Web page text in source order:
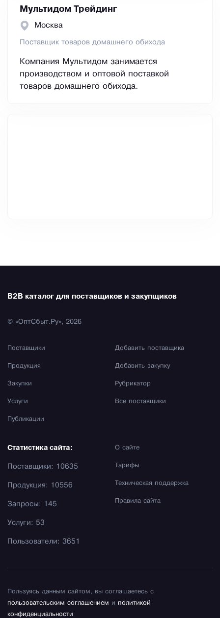
Мультидом Трейдинг
Москва
Поставщик товаров домашнего обихода
Компания Мультидом занимается
производством и оптовой поставкой
товаров домашнего обихода.
B2B каталог для поставщиков и закупщиков
© «ОптСбыт.Ру», 2026
Поставщики
Продукция
Закупки
Услуги
Публикации
Добавить поставщика
Добавить закупку
Рубрикатор
Все поставщики
О сайте
Тарифы
Техническая поддержка
Правила сайта
Статистика сайта:
Поставщики: 10635
Продукция: 10556
Запросы: 145
Услуги: 53
Пользователи: 3651
Пользуясь данным сайтом, вы соглашаетесь с
пользовательским соглашением и политикой
конфиденциальности